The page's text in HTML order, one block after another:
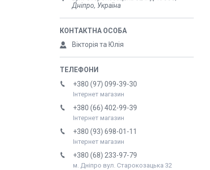
Дніпро, Україна
Вікторія та Юлія
+380 (97) 099-39-30
Інтернет магазин
+380 (66) 402-99-39
Інтернет магазин
+380 (93) 698-01-11
Інтернет магазин
+380 (68) 233-97-79
м. Дніпро вул. Старокозацька 32